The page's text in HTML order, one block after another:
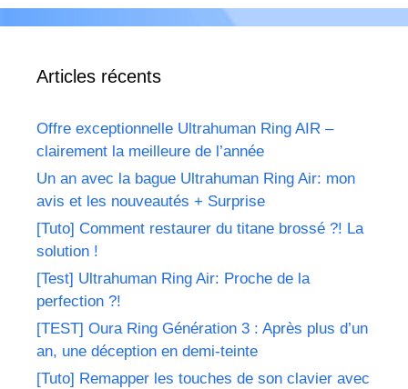
Articles récents
Offre exceptionnelle Ultrahuman Ring AIR –
clairement la meilleure de l’année
Un an avec la bague Ultrahuman Ring Air: mon
avis et les nouveautés + Surprise
[Tuto] Comment restaurer du titane brossé ?! La
solution !
[Test] Ultrahuman Ring Air: Proche de la
perfection ?!
[TEST] Oura Ring Génération 3 : Après plus d’un
an, une déception en demi-teinte
[Tuto] Remapper les touches de son clavier avec